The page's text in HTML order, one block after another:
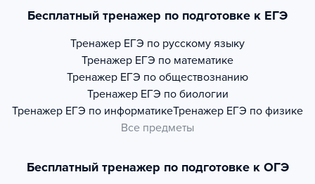
Бесплатный тренажер по подготовке к ЕГЭ
Тренажер ЕГЭ по русскому языку
Тренажер ЕГЭ по математике
Тренажер ЕГЭ по обществознанию
Тренажер ЕГЭ по биологии
Тренажер ЕГЭ по информатикеТренажер ЕГЭ по физике
Все предметы
Бесплатный тренажер по подготовке к ОГЭ